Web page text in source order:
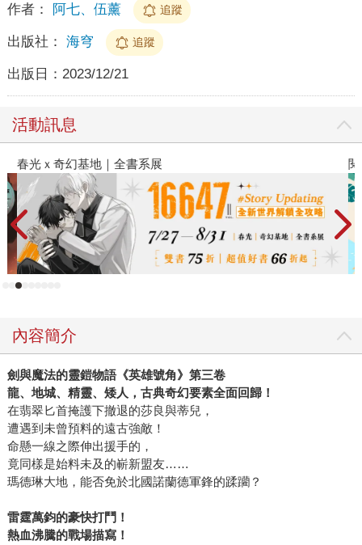
作者： 阿七、伍薰 追蹤
出版社： 海穹 追蹤
出版日： 2023/12/21
活動訊息
春光ｘ奇幻基地｜全書系展
內容簡介
劍與魔法的靈鎧物語《英雄號角》第三卷
龍、地城、精靈、矮人，古典奇幻要素全面回歸！
在翡翠匕首掩護下撤退的莎良與蒂兒，
遭遇到未曾預料的遠古強敵！
命懸一線之際伸出援手的，
竟同樣是始料未及的嶄新盟友……
瑪德琳大地，能否免於北國諾蘭德軍鋒的蹂躪？
雷霆萬鈞的豪快打鬥！
熱血沸騰的戰場描寫！